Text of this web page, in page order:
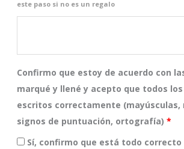
este paso si no es un regalo
Confirmo que estoy de acuerdo con
marqué y llené y acepto que todos
escritos correctamente (mayúsculas,
signos de puntuación, ortografía) *
Sí, confirmo que está todo correcto